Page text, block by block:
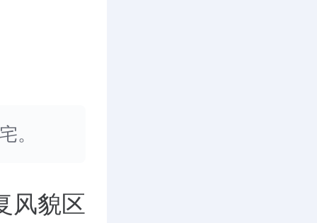
。
风貌区